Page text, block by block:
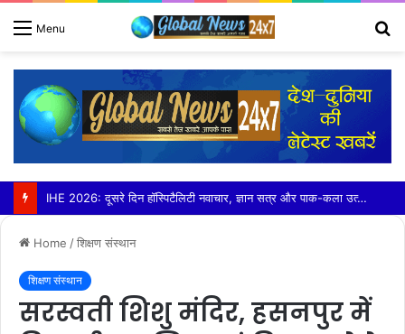
Menu
IHE 2026: दूसरे दिन हॉस्पिटैलिटी नवाचार, ज्ञान सत्र और पाक-कला उत्कृष्टता रही आकर्षण का केंद्र
Home /शिक्षण संस्थान
शिक्षण संस्थान
सरस्वती शिशु मंदिर, हसनपुर में